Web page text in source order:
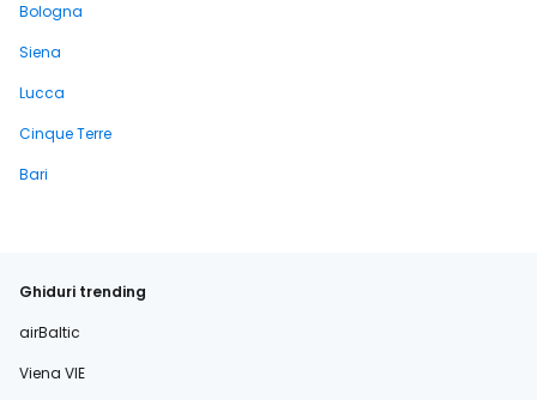
Bologna
Siena
Lucca
Cinque Terre
Bari
Ghiduri trending
airBaltic
Viena VIE